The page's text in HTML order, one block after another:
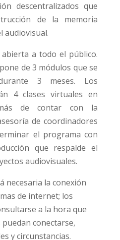
descentralizados que
de la memoria
audiovisual.
a todo el público.
de 3 módulos que se
3 meses. Los
4 clases virtuales en
de contar con la
de coordinadores
el programa con
que respalde el
audiovisuales.
necesaria la conexión
de internet; los
a la hora que
conectarse,
y circunstancias.